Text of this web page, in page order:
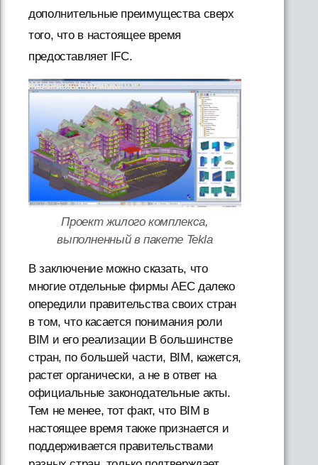
дополнительные преимущества сверх
того, что в настоящее время
предоставляет IFC.
Проект жилого комплекса,
выполненный в пакете Tekla
В заключение можно сказать, что
многие отдельные фирмы AEC далеко
опередили правительства своих стран
в том, что касается понимания роли
BIM и его реализации В большинстве
стран, по большей части, BIM, кажется,
растет органически, а не в ответ на
официальные законодательные акты.
Тем не менее, тот факт, что BIM в
настоящее время также признается и
поддерживается правительствами